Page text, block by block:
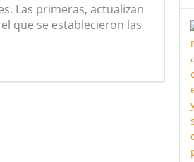
Las primeras, actualizan
que se establecieron las